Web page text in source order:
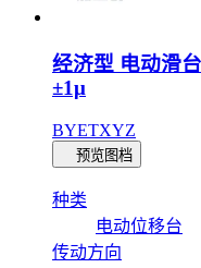
经济型 电动滑
±1μ
BYETXYZ
预览图档
种类
电动位移台
传动方向